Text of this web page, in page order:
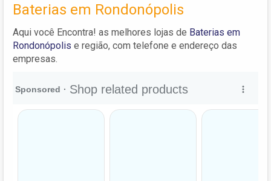
Baterias em Rondonópolis
Aqui você Encontra! as melhores lojas de Baterias em
Rondonópolis e região, com telefone e endereço das
empresas.